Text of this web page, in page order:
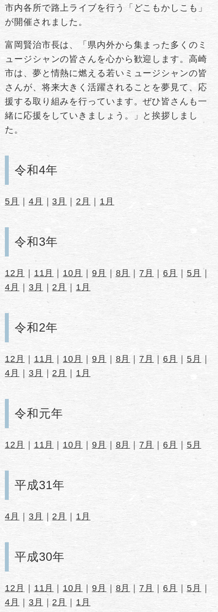
市内各所で路上ライブを行う「どこもかしこも」
が開催されました。
富岡賢治市長は、「県内外から集まった多くのミ
ュージシャンの皆さんを心から歓迎します。高崎
市は、夢と情熱に燃える若いミュージシャンの皆
さんが、将来大きく活躍されることを夢見て、応
援する取り組みを行っています。ぜひ皆さんも一
緒に応援をしていきましょう。」と挨拶しまし
た。
令和4年
5月 ｜ 4月 ｜3月 ｜ 2月 ｜ 1月
令和3年
12月 ｜ 11月 ｜ 10月 ｜ 9月 ｜ 8月 ｜ 7月 ｜ 6月 ｜ 5月
｜
4月 ｜ 3月 ｜ 2月 ｜ 1月
令和2年
12月 ｜ 11月 ｜ 10月 ｜ 9月 ｜ 8月 ｜7月 ｜ 6月 ｜ 5月
｜
4月
｜ 3月 ｜ 2月 ｜ 1月
令和元年
12月 ｜ 11月 ｜ 10月 ｜ 9月 ｜ 8月 ｜7月 ｜ 6月 ｜ 5月
平成31年
4月 ｜ 3月 ｜ 2月 ｜ 1月
平成30年
12月 ｜ 11月 ｜ 10月 ｜ 9月 ｜ 8月｜ 7月 ｜ 6月 ｜ 5月
｜
4月
｜ 3月 ｜ 2月 ｜ 1月